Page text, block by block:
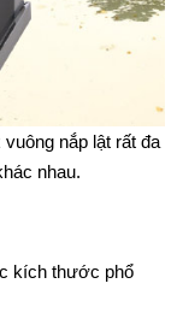
nắp lật rất đa
nhau.
kích thước phổ